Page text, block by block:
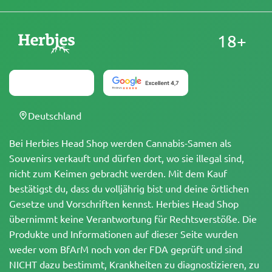
Bei Herbies Head Shop werden Cannabis-Samen als
Souvenirs verkauft und dürfen dort, wo sie illegal sind,
nicht zum Keimen gebracht werden. Mit dem Kauf
bestätigst du, dass du volljährig bist und deine örtlichen
Gesetze und Vorschriften kennst. Herbies Head Shop
übernimmt keine Verantwortung für Rechtsverstöße. Die
Produkte und Informationen auf dieser Seite wurden
weder vom BfArM noch von der FDA geprüft und sind
NICHT dazu bestimmt, Krankheiten zu diagnostizieren, zu
18+
Deutschland